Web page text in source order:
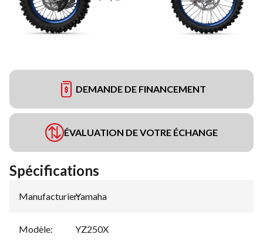
DEMANDE DE FINANCEMENT
ÉVALUATION DE VOTRE ÉCHANGE
Spécifications
Manufacturier:
Yamaha
Modèle: YZ250X